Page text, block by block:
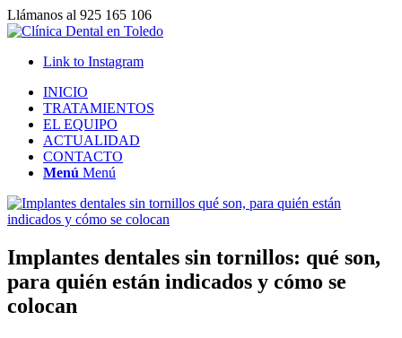
Llámanos al 925 165 106
Link to Instagram
INICIO
TRATAMIENTOS
EL EQUIPO
ACTUALIDAD
CONTACTO
Menú Menú
Implantes dentales sin tornillos: qué son,
para quién están indicados y cómo se
colocan